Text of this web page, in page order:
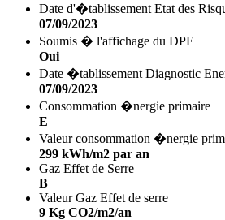
Date d'�tablissement Etat des
07/09/2023
Soumis � l'affichage du DPE
Oui
Date �tablissement Diagnostic
07/09/2023
Consommation �nergie primaire
E
Valeur consommation �nergie
299 kWh/m2 par an
Gaz Effet de Serre
B
Valeur Gaz Effet de serre
9 Kg CO2/m2/an